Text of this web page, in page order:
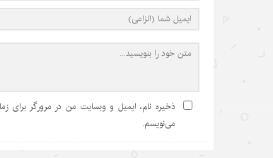
ذخیره نام، ایمیل و وبسایت من در مرورگر برای
می‌نویسم.